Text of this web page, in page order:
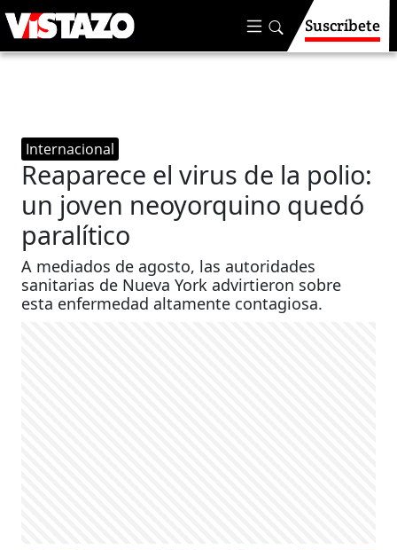
Suscríbete
Internacional
Reaparece el virus de la polio:
un joven neoyorquino quedó
paralítico
A mediados de agosto, las autoridades
sanitarias de Nueva York advirtieron sobre
esta enfermedad altamente contagiosa.